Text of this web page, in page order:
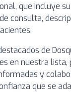
que incluye
consulta,
de
en nuestra lista,
y
que se